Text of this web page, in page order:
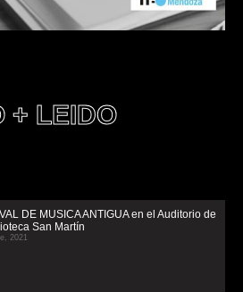
+ LEIDO
DE MUSICA ANTIGUA en el Auditorio de
San Martín
2021